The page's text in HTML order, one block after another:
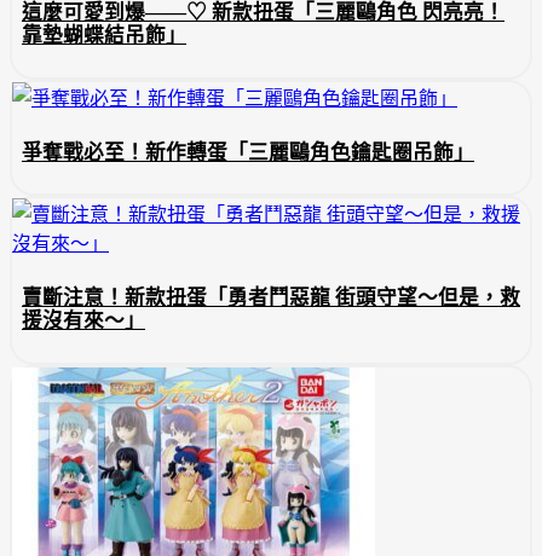
這麼可愛到爆——♡ 新款扭蛋「三麗鷗角色 閃亮亮！
靠墊蝴蝶結吊飾」
爭奪戰必至！新作轉蛋「三麗鷗角色鑰匙圈吊飾」
賣斷注意！新款扭蛋「勇者鬥惡龍 街頭守望～但是，救
援沒有來～」